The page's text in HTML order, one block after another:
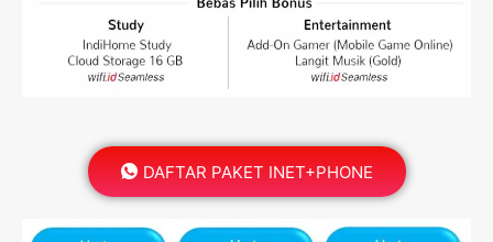
DAFTAR PAKET INET+PHONE